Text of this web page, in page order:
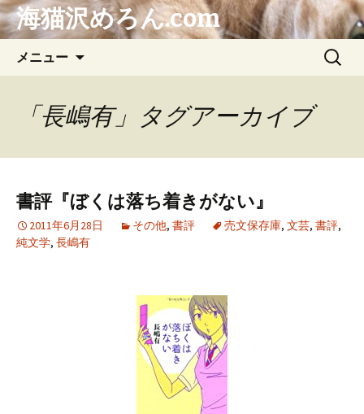
海猫沢めろん.com
メニュー
ン
ツ
ッ
プ
検
「長嶋有」タグアーカイブ
書評『ぼくは落ち着きがない』
2011年6月28日 その他, 書評 売文保存庫, 文芸, 書評,
純文学, 長嶋有